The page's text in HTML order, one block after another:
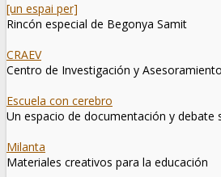
[un espai per]
Rincón especial de Begonya Samit
CRAEV
Centro de Investigación y
Escuela con cerebro
Un espacio de documentación y debate
Milanta
Materiales creativos para la educación